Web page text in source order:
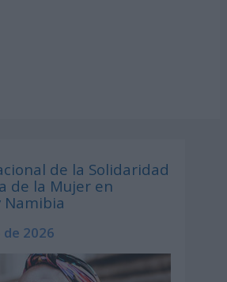
de la Solidaridad
de la Mujer en
Namibia
2026